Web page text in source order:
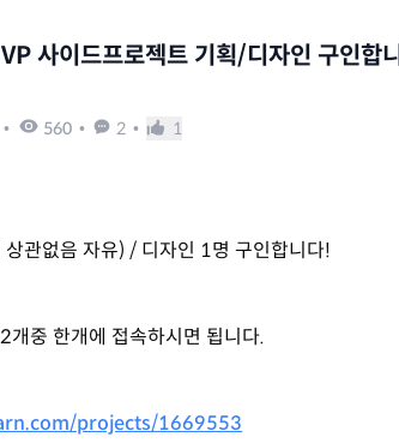
사이드프로젝트 기획/디자인 구인합니
• 560 • 2 • 1
관없음 자유) / 디자인 1명 구인합니다!
개중 한개에 접속하시면 됩니다.
projects/1669553